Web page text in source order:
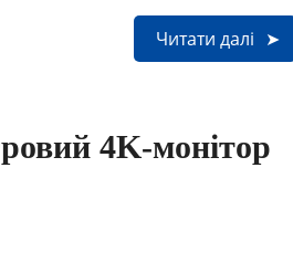
Читати далі
4K-монітор